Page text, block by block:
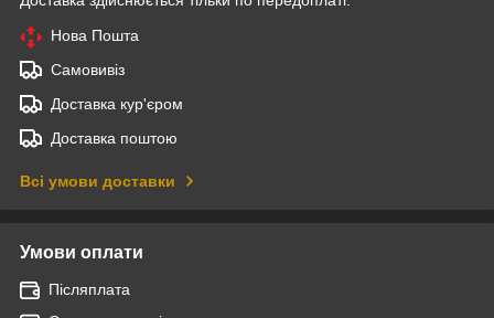
Нова Пошта
Самовивіз
Доставка кур'єром
Доставка поштою
Всі умови доставки
Умови оплати
Післяплата